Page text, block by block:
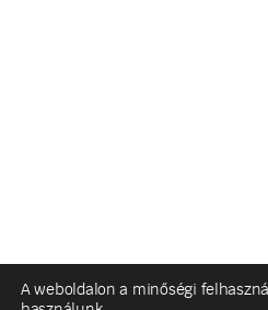
A weboldalon a minőségi